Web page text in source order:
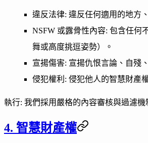
違反法律: 違反任何適用的地方
NSFW 或露骨性內容: 包含任何
舞或高度挑逗姿勢）。
宣揚傷害: 宣揚仇恨言論、自殘
侵犯權利 : 侵犯他人的智慧財產
執行: 我們採用嚴格的內容審核與過濾
4. 智慧財產權